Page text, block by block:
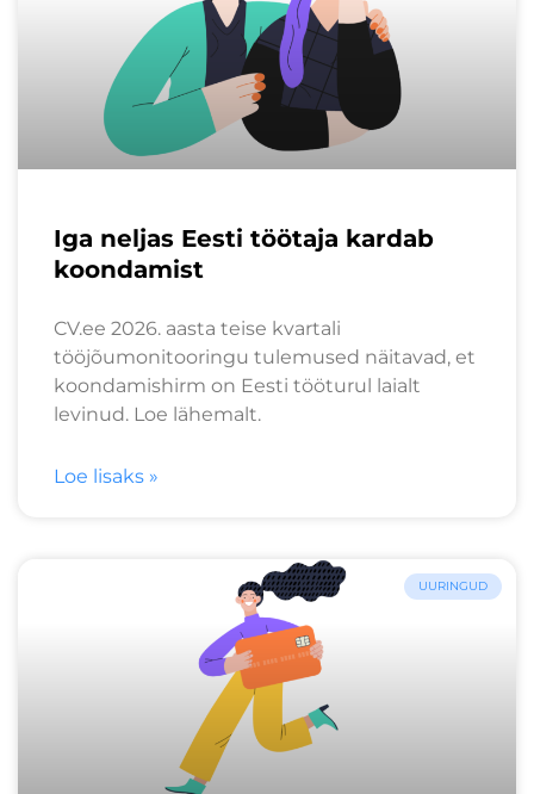
Iga neljas Eesti töötaja kardab
koondamist
CV.ee 2026. aasta teise kvartali
tööjõumonitooringu tulemused näitavad, et
koondamishirm on Eesti tööturul laialt
levinud. Loe lähemalt.
Loe lisaks »
UURINGUD